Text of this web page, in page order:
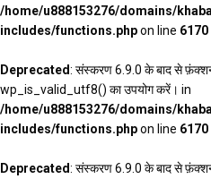
/home/u888153276/domains/
includes/functions.phpon line 6170
Deprecated: संस्करण 6.9.0 के बाद से
wp_is_valid_utf8() का उपयोग करें। in
/home/u888153276/domains/
includes/functions.phpon line 6170
Deprecated: संस्करण 6.9.0 के बाद से